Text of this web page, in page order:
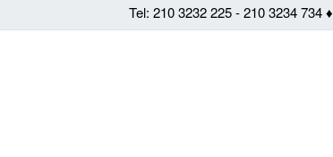
Tel: 210 3232 225 - 210 3234 734 ♦